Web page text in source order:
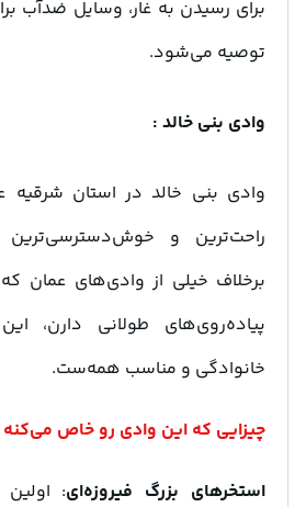
برای رسیدن به غار، وسایل ضدآب
توصیه می‌شود.
وادی بنی خالد :
وادی بنی خالد در استان شرقیه
راحت‌ترین و
برخلاف خیلی از وادی‌های عمان
پیاده‌روی‌های طولانی دارن،
خانوادگی و مناسب همه‌ست.
چیزایی که این وادی رو خاص
استخرهای بزرگ فیروزه‌ای: